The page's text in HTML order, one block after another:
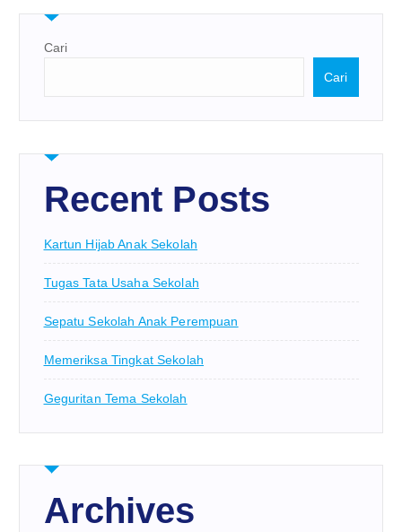
Cari
Cari
Recent Posts
Kartun Hijab Anak Sekolah
Tugas Tata Usaha Sekolah
Sepatu Sekolah Anak Perempuan
Memeriksa Tingkat Sekolah
Geguritan Tema Sekolah
Archives